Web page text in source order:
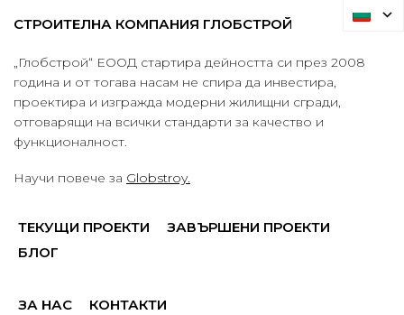
СТРОИТЕЛНА КОМПАНИЯ ГЛОБСТРОЙ
„Глобстрой“ ЕООД стартира дейността си през 2008
година и от тогава насам не спира да инвестира,
проектира и изгражда модерни жилищни сгради,
отговарящи на всички стандарти за качество и
функционалност.
Научи повече за Globstroy.
ТЕКУЩИ ПРОЕКТИ
ЗАВЪРШЕНИ ПРОЕКТИ
БЛОГ
ЗА НАС КОНТАКТИ